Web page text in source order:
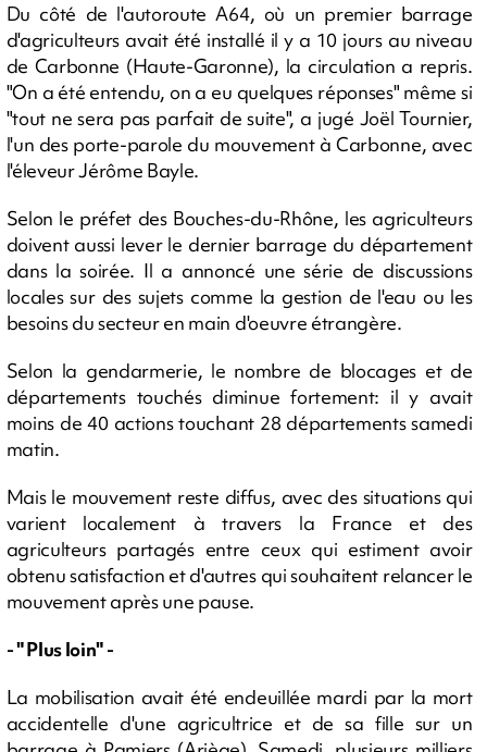
Du côté de l'autoroute A64, où un premier barrage
d'agriculteurs avait été installé il y a 10 jours au niveau
de Carbonne (Haute-Garonne), la circulation a repris.
"On a été entendu, on a eu quelques réponses" même si
"tout ne sera pas parfait de suite", a jugé Joël Tournier,
l'un des porte-parole du mouvement à Carbonne, avec
l'éleveur Jérôme Bayle.
Selon le préfet des Bouches-du-Rhône, les agriculteurs
doivent aussi lever le dernier barrage du département
dans la soirée. Il a annoncé une série de discussions
locales sur des sujets comme la gestion de l'eau ou les
besoins du secteur en main d'oeuvre étrangère.
Selon la gendarmerie, le nombre de blocages et de
départements touchés diminue fortement: il y avait
moins de 40 actions touchant 28 départements samedi
matin.
Mais le mouvement reste diffus, avec des situations qui
varient localement à travers la France et des
agriculteurs partagés entre ceux qui estiment avoir
obtenu satisfaction et d'autres qui souhaitent relancer le
mouvement après une pause.
- " Plus loin" -
La mobilisation avait été endeuillée mardi par la mort
accidentelle d'une agricultrice et de sa fille sur un